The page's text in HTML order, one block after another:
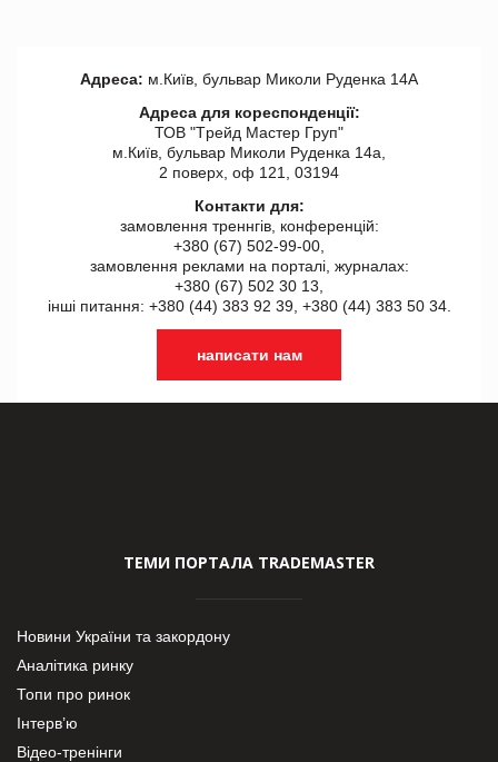
Адреса: м.Київ, бульвар Миколи Руденка 14А
Адреса для кореспонденції:
ТОВ "Tрейд Мастер Груп"
м.Київ, бульвар Миколи Руденка 14а,
2 поверх, оф 121, 03194
Контакти для:
замовлення треннгів, конференцій:
+380 (67) 502-99-00,
замовлення реклами на порталі, журналах:
+380 (67) 502 30 13,
інші питання: +380 (44) 383 92 39, +380 (44) 383 50 34.
написати нам
ТЕМИ ПОРТАЛА TRADEMASTER
Новини України та закордону
Аналітика ринку
Топи про ринок
Інтерв’ю
Відео-тренінги